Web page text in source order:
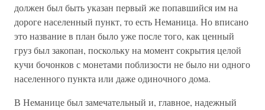
должен был быть указан первый же попавшийся им на
дороге населенный пункт, то есть Неманица. Но вписано
это название в план было уже после того, как ценный
груз был закопан, поскольку на момент сокрытия целой
кучи бочонков с монетами поблизости не было ни одного
населенного пункта или даже одиночного дома.
В Неманице был замечательный и, главное, надежный